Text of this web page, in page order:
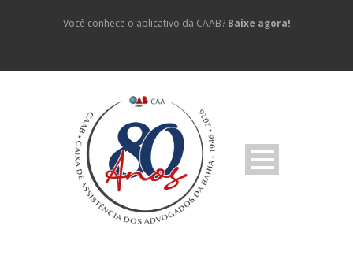
Você conhece o aplicativo da CAAB? Baixe agora!